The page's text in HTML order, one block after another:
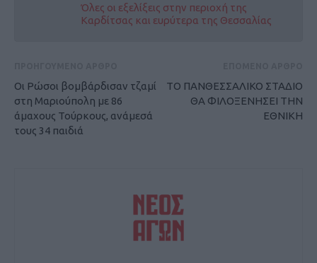
Όλες οι εξελίξεις στην περιοχή της
Καρδίτσας και ευρύτερα της Θεσσαλίας
Οι Ρώσοι βομβάρδισαν τζαμί
στη Μαριούπολη με 86
άμαχους Τούρκους, ανάμεσά
τους 34 παιδιά
ΤΟ ΠΑΝΘΕΣΣΑΛΙΚΟ ΣΤΑΔΙΟ
ΘΑ ΦΙΛΟΞΕΝΗΣΕΙ ΤΗΝ
ΕΘΝΙΚΗ